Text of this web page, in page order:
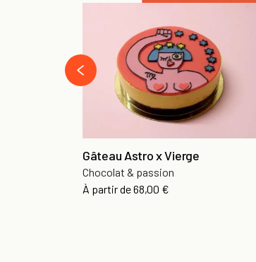
Gâteau Astro x Vierge
Chocolat & passion
À partir de68,00 €
‹